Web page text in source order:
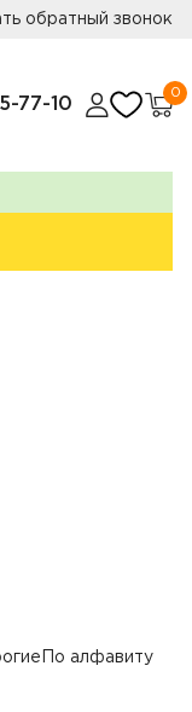
обратный звонок
77-10
0
По алфавиту